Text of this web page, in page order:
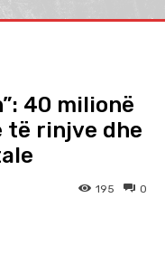
40 milionë
të rinjve dhe
0
195